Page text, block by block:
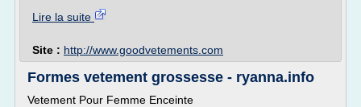
Lire la suite
Site : http://www.goodvetements.com
Formes vetement grossesse - ryanna.info
Vetement Pour Femme Enceinte